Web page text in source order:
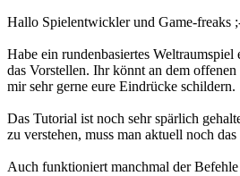
Hallo Spielentwickler und Game-freaks
Habe ein rundenbasiertes
das Vorstellen. Ihr könnt an dem
mir sehr gerne eure Eindrücke schildern.
Das Tutorial ist noch sehr spärlich
zu verstehen, muss man aktuell noch
Auch funktioniert manchmal der